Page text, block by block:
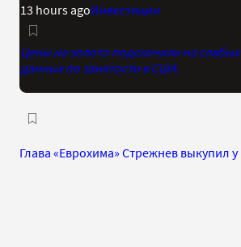
13 hours agoИнвестиции
Цены на золото подскочили на слабых
данных по занятости в США
Глава «Еврохима» Стрежнев выкупил